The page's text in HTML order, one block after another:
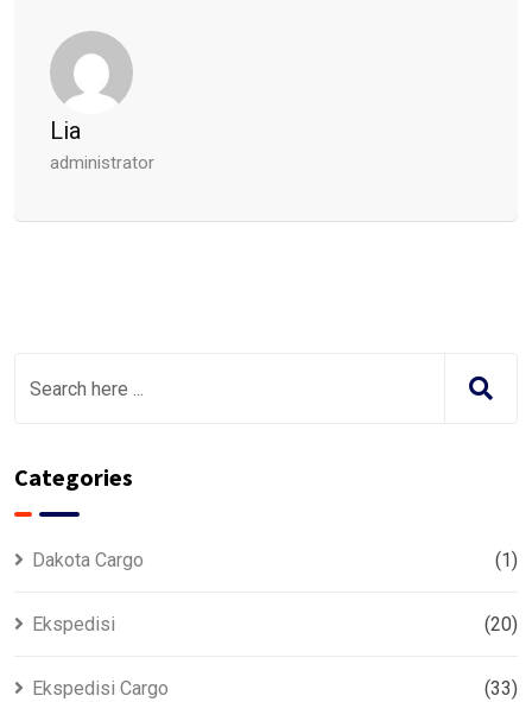
Lia
administrator
Categories
Dakota Cargo (1)
Ekspedisi (20)
Ekspedisi Cargo (33)